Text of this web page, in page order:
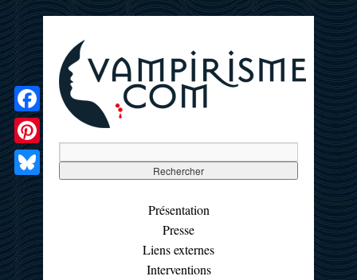
Présentation
Presse
Liens externes
Interventions
Facebook
Pinterest
Bluesky